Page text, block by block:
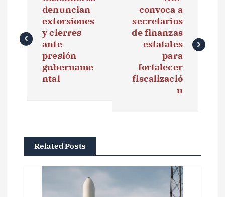
v
e
denuncian
extorsiones
y cierres
ante
presión
gubername
ntal
convoca a
secretarios
de finanzas
estatales
para
fortalecer
fiscalizació
n
Related Posts